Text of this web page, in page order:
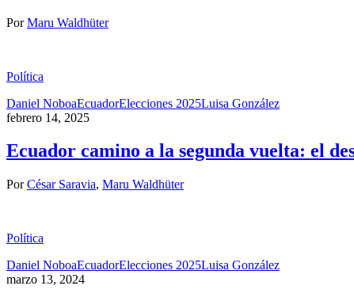
PorMaru Waldhüter
Política
Daniel NoboaEcuadorElecciones 2025Luisa González
febrero 14, 2025
Ecuador camino a la segunda vuelta: el
PorCésar Saravia, Maru Waldhüter
Política
Daniel NoboaEcuadorElecciones 2025Luisa González
marzo 13, 2024